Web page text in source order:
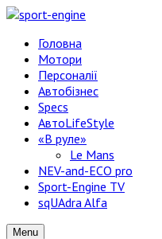
Головна
Мотори
Персоналії
Автобізнес
Specs
АвтоLifeStyle
«В руле»
Le Mans
NEV-and-ECO pro
Sport-Engine TV
sqUAdra Alfa
Menu